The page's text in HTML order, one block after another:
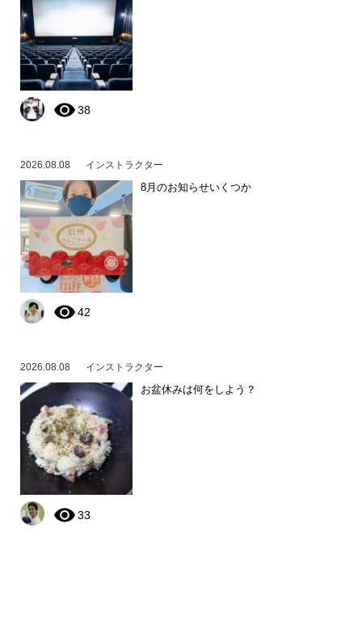
38
2026.08.08 インストラクター
8月のお知らせいくつか
42
2026.08.08 インストラクター
お盆休みは何をしよう？
33